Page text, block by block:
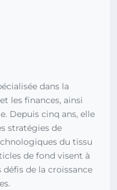
dans la
les finances, ainsi
Depuis cinq ans, elle
stratégies de
du tissu
de fond visent à
de la croissance